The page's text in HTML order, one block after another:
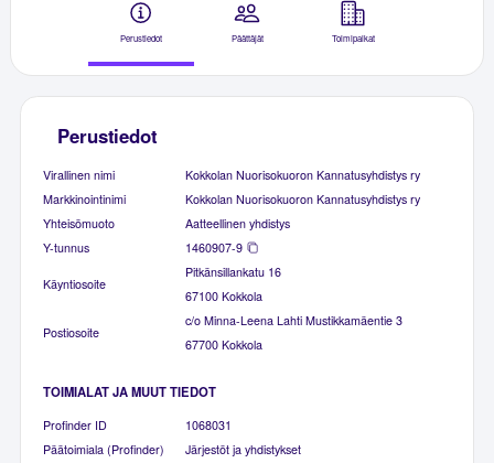
Perustiedot Päättäjät Toimipaikat
Perustiedot
Virallinen nimi
Kokkolan Nuorisokuoron Kannatusyhdistys ry
Markkinointinimi
Kokkolan Nuorisokuoron Kannatusyhdistys ry
Yhteisömuoto
Aatteellinen yhdistys
Y-tunnus
1460907-9
Käyntiosoite
Pitkänsillankatu 16
67100 Kokkola
Postiosoite
c/o Minna-Leena Lahti Mustikkamäentie 3
67700 Kokkola
TOIMIALAT JA MUUT TIEDOT
Profinder ID
1068031
Päätoimiala (Profinder)
Järjestöt ja yhdistykset